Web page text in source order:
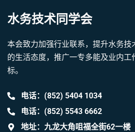
水务技术同学会
本会致力加强行业联系，提升水务技
的生活态度，推广一专多能及业内工
标。
电话：(852) 5404 1034
电话：(852) 5543 6662
地址：九龙大角咀福全街62一楼